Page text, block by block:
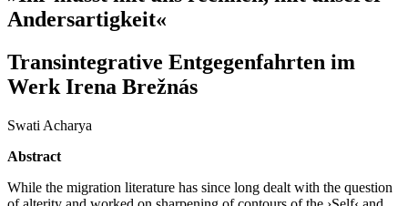
Andersartigkeit«
Transintegrative Entgegenfahrten im
Werk Irena Brežnás
Swati Acharya
Abstract
While the migration literature has since long dealt with the question